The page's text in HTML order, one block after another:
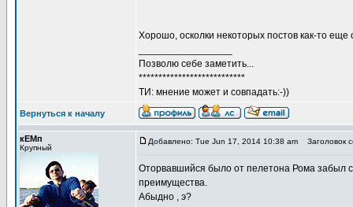
Хорошо, осколки некоторых постов как-то
Позволю себе заметить...
***************************
ТИ: мнение может и совпадать:-))
Вернуться к началу
кЕМп
Крупный
Добавлено: Tue Jun 17, 2014 10:38 am Заголовок
Оторвавшийся было от пелетона Рома забыл
преимущества.
Абыдно , э?